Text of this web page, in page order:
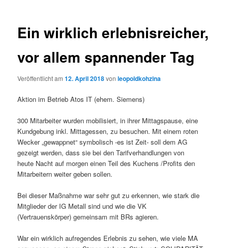
Ein wirklich erlebnisreicher,
vor allem spannender Tag
Veröffentlicht am12. April 2018vonleopoldkohzina
Aktion im Betrieb Atos IT (ehem. Siemens)
300 Mitarbeiter wurden mobilisiert, in ihrer Mittagspause, eine
Kundgebung inkl. Mittagessen, zu besuchen. Mit einem roten
Wecker „gewappnet“ symbolisch -es ist Zeit- soll dem AG
gezeigt werden, dass sie bei den Tarifverhandlungen von
heute Nacht auf morgen einen Teil des Kuchens /Profits den
Mitarbeitern weiter geben sollen.
Bei dieser Maßnahme war sehr gut zu erkennen, wie stark die
Mitglieder der IG Metall sind und wie die VK
(Vertrauenskörper) gemeinsam mit BRs agieren.
War ein wirklich aufregendes Erlebnis zu sehen, wie viele MA